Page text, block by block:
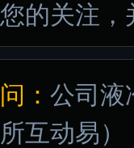
您的关注，
问： 公司液
所互动易）